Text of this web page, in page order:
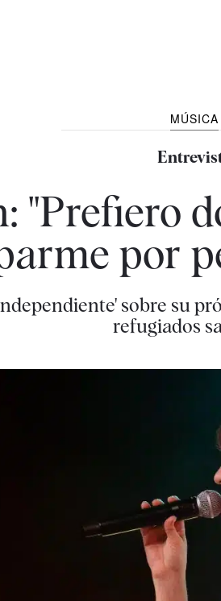
MÚSICA
"Prefiero
por
sobre su
refugiados